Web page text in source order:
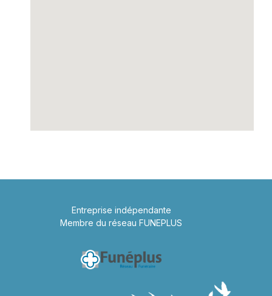
Entreprise indépendante
Membre du réseau FUNEPLUS